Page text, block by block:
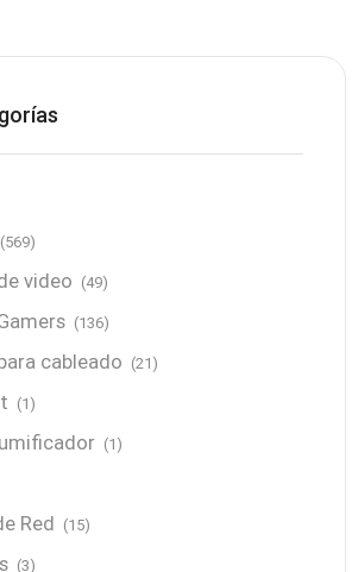
(569)
video (49)
(136)
cableado (21)
(1)
(1)
Red (15)
(3)